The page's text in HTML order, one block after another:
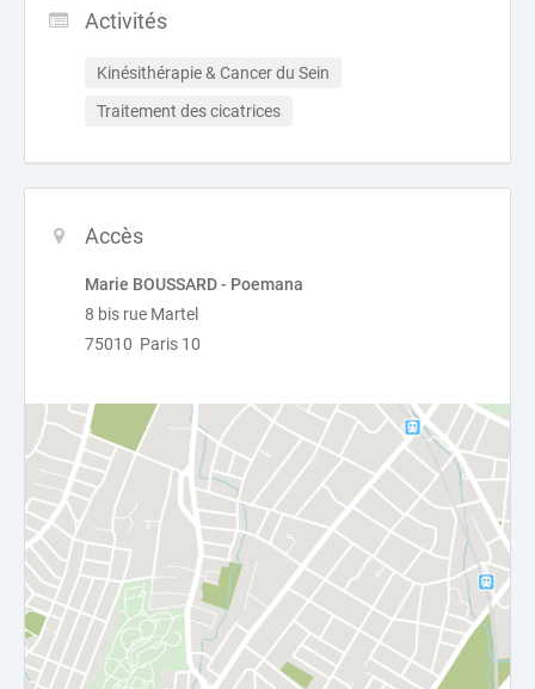
Activités
Kinésithérapie & Cancer du Sein
Traitement des cicatrices
Accès
Marie BOUSSARD - Poemana
8 bis rue Martel
75010 Paris 10